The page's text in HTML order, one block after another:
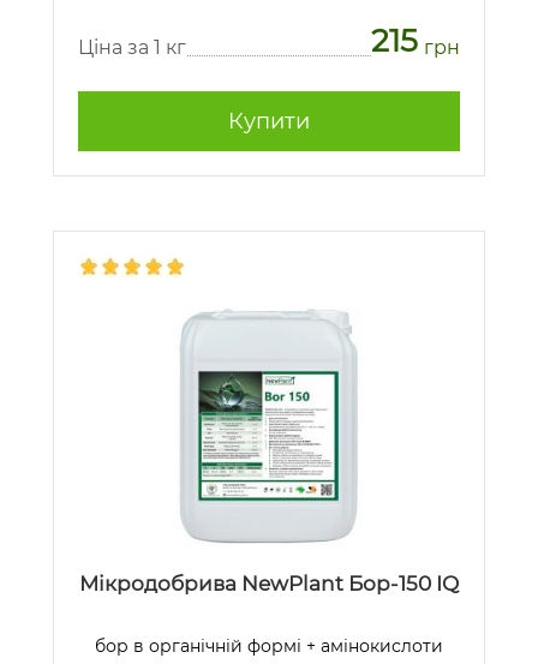
Ціна за 1 кг 215 грн
Купити
Мікродобрива NewPlant Бор-150 IQ
бор в органічній формі + амінокислоти